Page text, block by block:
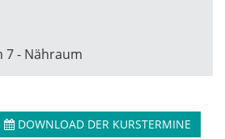
7 - Nähraum
DOWNLOAD DER KURSTERMINE